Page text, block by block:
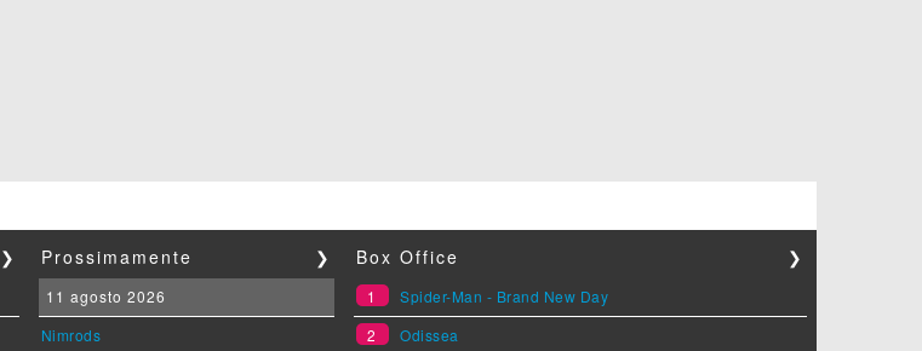
❯ Prossimamente ❯
11 agosto 2026
Nimrods
Box Office ❯
1
Spider-Man - Brand New Day
2
Odissea